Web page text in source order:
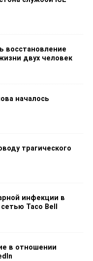
восстановление
двух человек
началось
трагического
инфекции в
Taco Bell
в отношении